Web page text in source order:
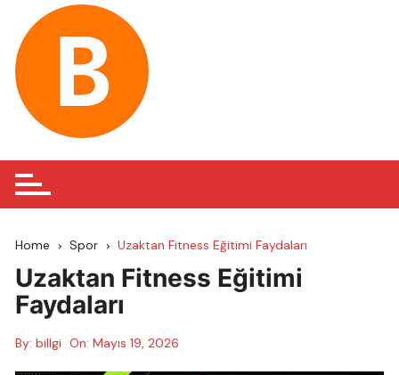
content
Home Spor Uzaktan Fitness Eğitimi Faydaları
Uzaktan Fitness Eğitimi
Faydaları
By: billgi On:Mayıs 19, 2026